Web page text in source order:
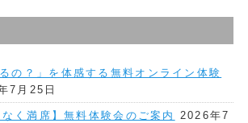
の？」を体感する無料オンライン体験
7月25日
く満席】無料体験会のご案内
2026年7